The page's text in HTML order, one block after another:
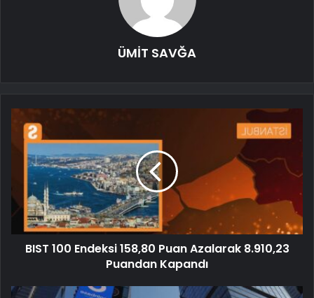
ÜMİT SAVĞA
BIST 100 Endeksi 158,80 Puan Azalarak 8.910,23
Puandan Kapandı